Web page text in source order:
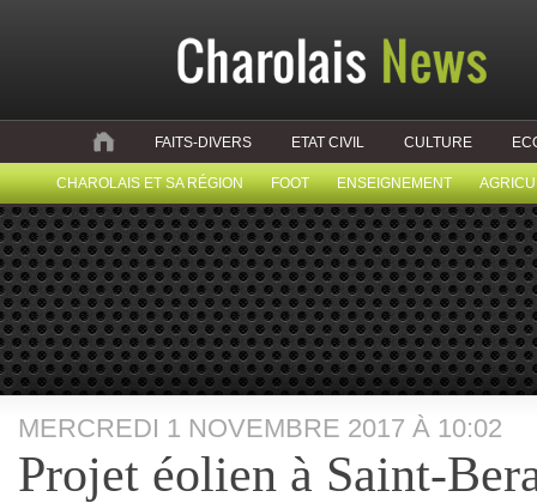
FAITS-DIVERS ETAT CIVIL CULTURE
CHAROLAIS ET SA RÉGION FOOT ENSEIGNEMENT
MERCREDI 1 NOVEMBRE 2017 À 10:02
Projet éolien à Saint-